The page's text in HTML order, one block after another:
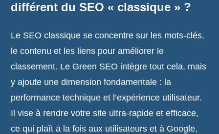
différent du SEO « classique » ?
Le SEO classique se concentre sur les mots-clés,
le contenu et les liens pour améliorer le
classement. Le Green SEO intègre tout cela, mais
y ajoute une dimension fondamentale : la
performance technique et l’expérience utilisateur.
Il vise à rendre votre site ultra-rapide et efficace,
ce qui plaît à la fois aux utilisateurs et à Google,